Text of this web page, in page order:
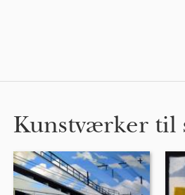
Kunstværker til